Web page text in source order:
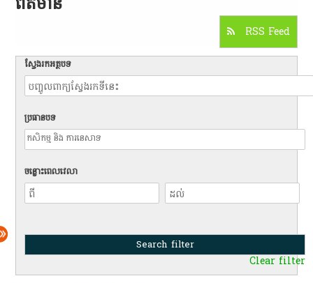
RSS Feed
ស្វែងរកអត្ថបទ
ប្រធានបទ
ចន្លោះពេលវេលា
Clear filter